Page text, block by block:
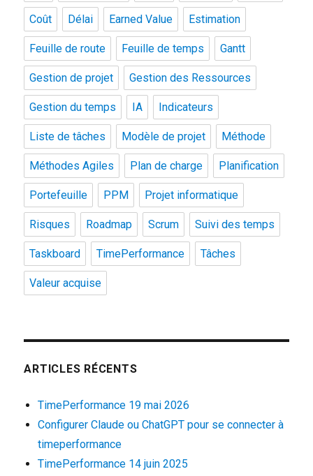
Coût Délai Earned Value Estimation
Feuille de route Feuille de temps Gantt
Gestion de projet Gestion des Ressources
Gestion du temps IA Indicateurs
Liste de tâches Modèle de projet Méthode
Méthodes Agiles Plan de charge Planification
Portefeuille PPM Projet informatique
Risques Roadmap Scrum Suivi des temps
Taskboard TimePerformance Tâches
Valeur acquise
ARTICLES RÉCENTS
TimePerformance 19 mai 2026
Configurer Claude ou ChatGPT pour se connecter à
timeperformance
TimePerformance 14 juin 2025